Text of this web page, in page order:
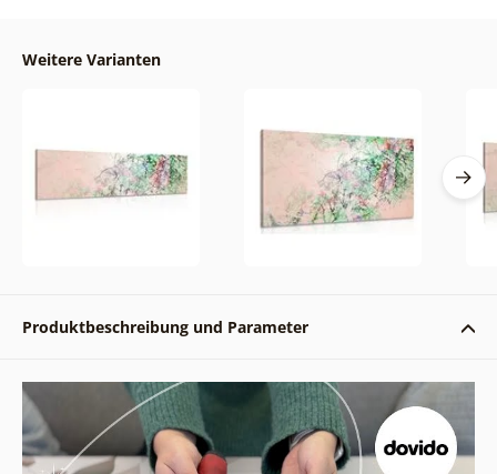
Weitere Varianten
Produktbeschreibung und Parameter